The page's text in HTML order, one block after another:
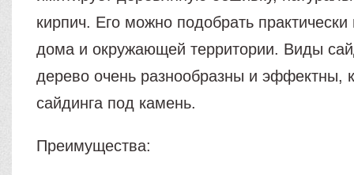
кирпич. Его можно подобрать
дома и окружающей территории. Виды
дерево очень разнообразны и эффектны,
сайдинга под камень.
Преимущества: